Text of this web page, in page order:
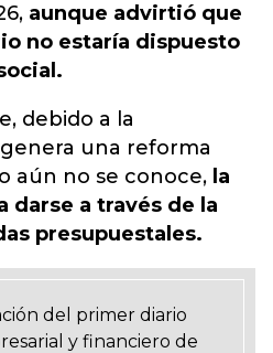
aunque advirtió que
no estaría dispuesto
debido a la
una reforma
aún no se conoce, la
darse a través de la
presupuestales.
del primer diario
y financiero de